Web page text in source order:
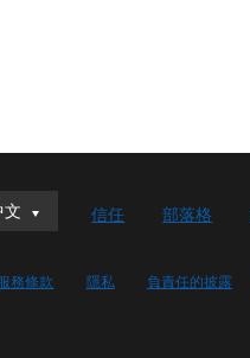
文
文
(UK)
信任 部落格
務條款 隱私 負責任的披露